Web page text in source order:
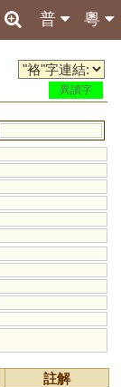
粵
普
異讀字
註解